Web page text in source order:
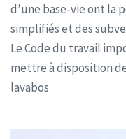
d’une base-vie ont la
simplifiés et des
Le Code du travail
mettre à disposition
lavabos